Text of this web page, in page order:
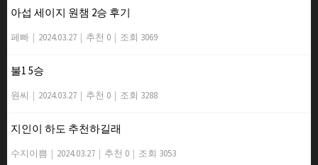
아섭 세이지 원챔 2승 후기
페빠 | 2024.03.27 | 추천 0 | 조회 3069
불1 5승
원씨 | 2024.03.27 | 추천 0 | 조회 3288
지인이 하도 추천하길래
수지이쁨 | 2024.03.27 | 추천 0 | 조회 3053